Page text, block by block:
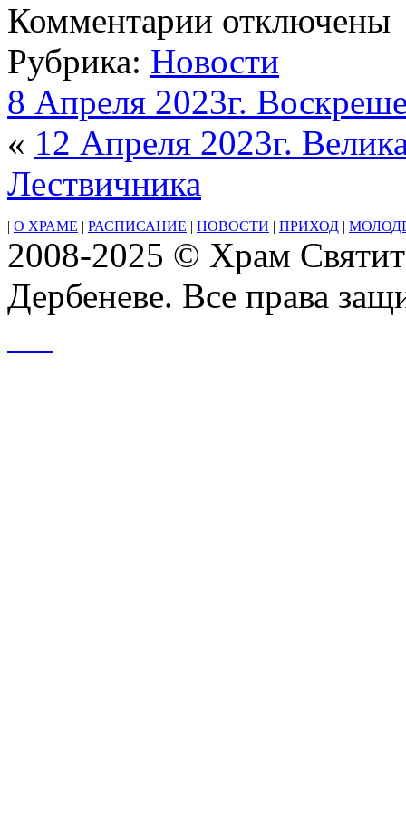
Комментарии записи
Апреля
2023г.
Неделя ваий
(цветоносная,
Вербное
воскресенье)
отключены
Рубрика: Новости
8 Апреля 2023г.
« 12 Апреля 2023г.
Лествичника
| О ХРАМЕ | РАСПИСАНИЕ | НОВОСТИ | ПРИХОД |
2008-2025 © Храм
Дербеневе. Все права